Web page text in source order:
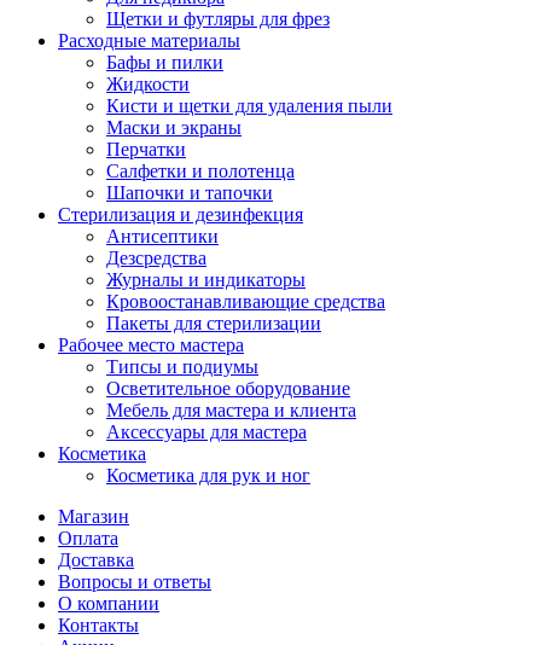
Щетки и футляры для фрез
Расходные материалы
Бафы и пилки
Жидкости
Кисти и щетки для удаления пыли
Маски и экраны
Перчатки
Салфетки и полотенца
Шапочки и тапочки
Стерилизация и дезинфекция
Антисептики
Дезсредства
Журналы и индикаторы
Кровоостанавливающие средства
Пакеты для стерилизации
Рабочее место мастера
Типсы и подиумы
Осветительное оборудование
Мебель для мастера и клиента
Аксессуары для мастера
Косметика
Косметика для рук и ног
Магазин
Оплата
Доставка
Вопросы и ответы
О компании
Контакты